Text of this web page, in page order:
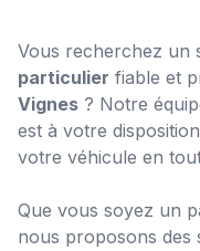
Vous recherchez un
particulier fiable et
Vignes ? Notre
est à votre
votre véhicule en
Que vous soyez un
nous proposons des